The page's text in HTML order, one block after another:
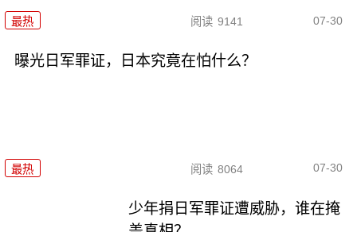
最热 阅读 9141 07-30
曝光日军罪证，日本究竟在怕什么？
最热 阅读 8064 07-30
少年捐日军罪证遭威胁，谁在掩